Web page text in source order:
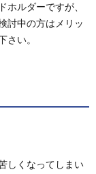
ルダーですが、
討中の方はメリッ
さい。
しくなってしまい